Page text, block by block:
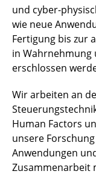
und cyber-
wie neue
Fertigung bis zur
in Wahrnehmung
erschlossen
Wir arbeiten an
Human Factors
unsere
Anwendungen
Zusammenarbeit